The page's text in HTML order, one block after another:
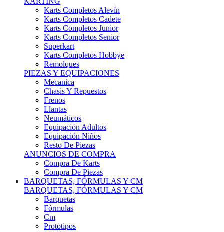
Karts Completos Cadete
Karts Completos Junior
Karts Completos Senior
Superkart
Karts Completos Hobbye
Remolques
PIEZAS Y EQUIPACIONES
Mecanica
Chasis Y Repuestos
Frenos
Llantas
Neumáticos
Equipación Adultos
Equipación Niños
Resto De Piezas
ANUNCIOS DE COMPRA
Compra De Karts
Compra De Piezas
BARQUETAS, FÓRMULAS Y CM
BARQUETAS, FÓRMULAS Y CM
Barquetas
Fórmulas
Cm
Prototipos
Remolques